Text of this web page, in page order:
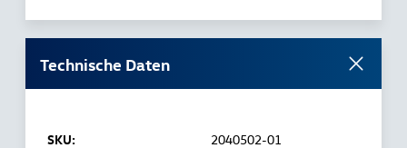
Technische Daten
SKU: 2040502-01